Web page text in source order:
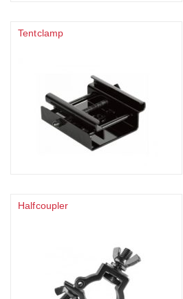
Tentclamp
Halfcoupler